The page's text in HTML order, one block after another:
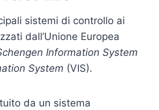
sistemi di controllo ai
dall’Unione Europea
Information System
System (VIS).
da un sistema